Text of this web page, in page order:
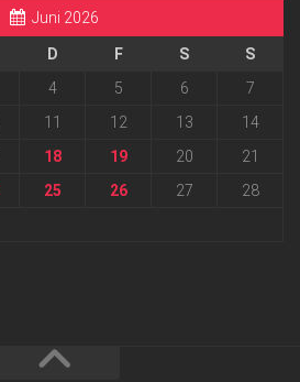
Juni 2026
D F S
S
4 5 6
7
11 12 13
14
18 19 20
21
25 26 27
28